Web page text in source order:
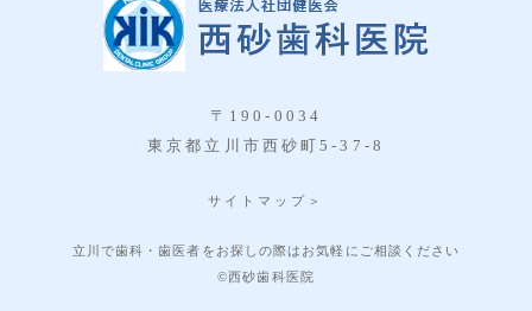
〒190-0034
東京都立川市西砂町5-37-8
サイトマップ＞
立川で歯科・歯医者をお探しの際はお気軽にご相談ください
©西砂歯科医院